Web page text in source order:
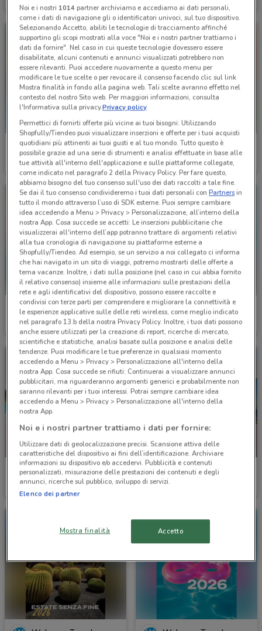
Scade il 30/04 4.9 km Scade il 30/04
Eden Viaggi
Scade il 30/04 4.9 km
Eden Viaggi
Scade il 30/04 4.9 km
Eden Viaggi
Scade il 31/10
Eden Viaggi
Scade il 30/04
-1 GIORNO
Royal Caribbean
Scade domani
-1 GIORNO
Costa Crociere
Noi e i nostri 1014partner archiviamo e accediamo ai dati personali,
come i dati di navigazione gli o identificatori univoci, sul tuo dispositivo.
Selezionando Accetto, abiliti le tecnologie di tracciamento affinché
supportino gli scopi mostrati alla voce "Noi e i nostri partner trattiamo i
dati da fornire". Nel caso in cui queste tecnologie dovessero essere
disabilitate, alcuni contenuti e annunci visualizzati potrebbero non
essere rilevanti. Puoi accedere nuovamente a questo menu per
modificare le tue scelte o per revocare il consenso facendo clic sul link
Mostra finalità in fondo alla pagina web. Tali scelte avranno effetto nel
contesto del nostro Sito web. Per maggiori informazioni, consulta
l'Informativa sulla privacy.Privacy policy
Permettici di fornirti offerte più vicine ai tuoi bisogni: Utilizzando
Shopfully/Tiendeo puoi visualizzare inserzioni e offerte per i tuoi acquisti
quotidiani più attinenti ai tuoi gusti e al tuo mondo. Tutto questo è
possibile grazie ad una serie di strumenti e analisi effettuate in base alle
tue attività all'interno dell'applicazione e sulle piattaforme collegate,
come indicato nel paragrafo 2 della Privacy Policy. Per fare questo,
abbiamo bisogno del tuo consenso sull'uso dei dati raccolti a tale fine.
Se dai il tuo consenso condivideremo i tuoi dati personali conPartnersin
tutto il mondo attraverso l’uso di SDK esterne. Puoi sempre cambiare
idea accedendo a Menu > Privacy > Personalizzazione, all’interno della
nostra App. Cosa succede se accetti: Le inserzioni pubblicitarie che
visualizzerai all'interno dell’app potranno trattare di argomenti relativi
alla tua cronologia di navigazione su piattaforme esterne a
Shopfully/Tiendeo. Ad esempio, se un servizio a noi collegato ci informa
che hai navigato in un sito di viaggi, potremo mostrarti delle offerte a
tema vacanze. Inoltre, i dati sulla posizione (nel caso in cui abbia fornito
il relativo consenso) insieme alle informazioni sulle prestazioni della
rete e agli identificativi del dispositivo, possono essere raccolte e
condivisi con terze parti per comprendere e migliorare la connettività e
le esperienze applicative sulle delle reti wireless, come meglio indicato
nel paragrafo 13.b della nostra Privacy Policy. Inoltre, i tuoi dati possono
anche essere utilizzati per la creazione di report, ricerche di mercato,
scientifiche e statistiche, analisi basate sulla posizione e analisi delle
tendenze. Puoi modificare le tue preferenze in qualsiasi momento
accedendo a Menu > Privacy > Personalizzazione all'interno della
nostra App. Cosa succede se rifiuti: Continuerai a visualizzare annunci
pubblicitari, ma riguarderanno argomenti generici e probabilmente non
saranno rilevanti per i tuoi interessi. Potrai sempre cambiare idea
accedendo a Menu > Privacy > Personalizzazione all'interno della
nostra App.
Noi e i nostri partner trattiamo i dati per fornire:
Utilizzare dati di geolocalizzazione precisi. Scansione attiva delle
caratteristiche del dispositivo ai fini dell’identificazione. Archiviare
informazioni su dispositivo e/o accedervi. Pubblicità e contenuti
personalizzati, misurazione delle prestazioni dei contenuti e degli
annunci, ricerche sul pubblico, sviluppo di servizi.
Elenco dei partner
Mostra finalità Accetto